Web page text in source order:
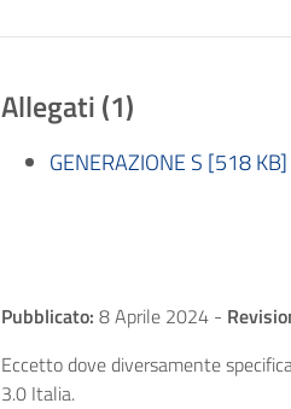
Allegati (1)
GENERAZIONE S [518 KB]
Pubblicato: 8 Aprile 2024 -
Eccetto dove diversamente
3.0 Italia.